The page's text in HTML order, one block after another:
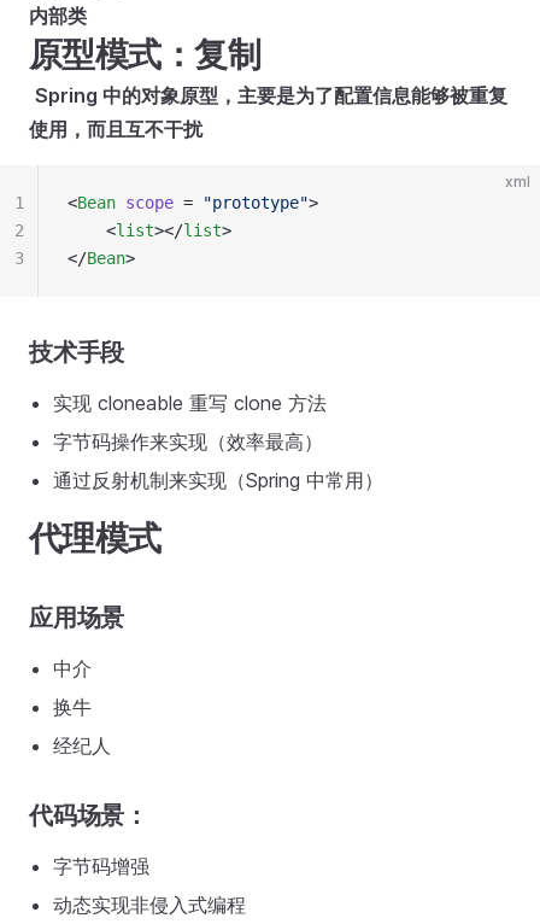
内部类
原型模式：复制
Spring 中的对象原型，主要是为了配置信息能够被重复
使用，而且互不干扰
xml
<Bean scope = "prototype">
    <
list></list>
</Bean>
1
2
3
技术手段
实现 cloneable 重写 clone 方法
字节码操作来实现（效率最高）
通过反射机制来实现（Spring 中常用）
代理模式
应用场景
中介
换牛
经纪人
代码场景：
字节码增强
动态实现非侵入式编程